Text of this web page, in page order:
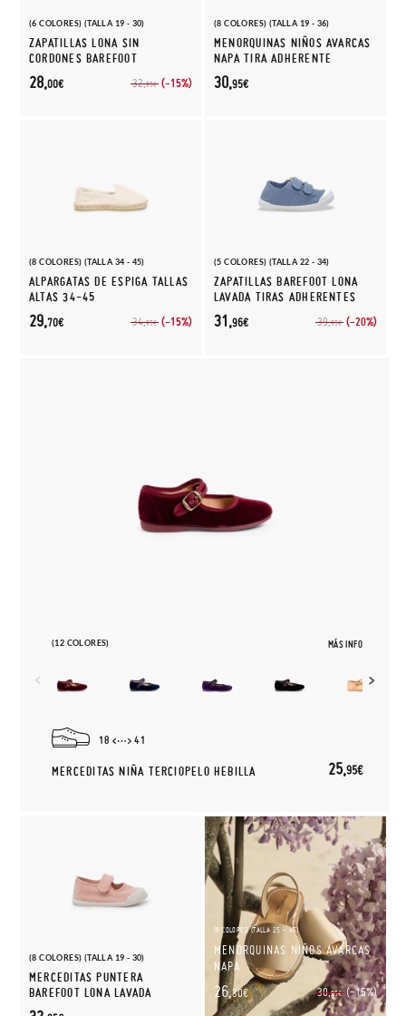
(6 COLORES) (TALLA 19 - 30)
ZAPATILLAS LONA SIN
CORDONES BAREFOOT
32,95€ (-15%)
28,00€
(8 COLORES) (TALLA 19 - 36)
MENORQUINAS NIÑOS AVARCAS
NAPA TIRA ADHERENTE
30,95€
(8 COLORES) (TALLA 34 - 45)
ALPARGATAS DE ESPIGA TALLAS
ALTAS 34-45
34,95€ (-15%)
29,70€
(5 COLORES) (TALLA 22 - 34)
ZAPATILLAS BAREFOOT LONA
LAVADA TIRAS ADHERENTES
39,95€ (-20%)
31,96€
(12 COLORES) MÁS INFO
18 41
MERCEDITAS NIÑA TERCIOPELO HEBILLA 25,95€
(8 COLORES) (TALLA 19 - 30)
MERCEDITAS PUNTERA
BAREFOOT LONA LAVADA
(9 COLORES) (TALLA 25 - 45)
MENORQUINAS NIÑOS AVARCAS
NAPA
30,95€ (-15%)
26,30€